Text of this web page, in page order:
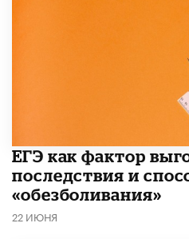
​ЕГЭ как фактор
последствия и
«обезболивания»
22 ИЮНЯ